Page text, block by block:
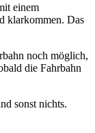
einem
klarkommen. Das
noch möglich,
die Fahrbahn
sonst nichts.